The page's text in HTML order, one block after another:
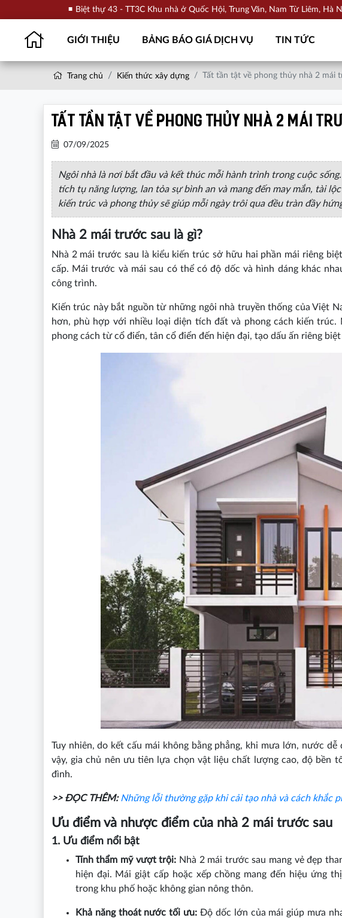
Biệt thự 43 - TT3C Khu nhà ở Quốc Hội, Trung Văn, Nam Từ Liêm, Hà
GIỚI THIỆU BẢNG BÁO GIÁ DỊCH VỤ TIN TỨC
Trang chủ Kiến thức xây dựng Tất tần tật về phong thủy nhà 2 mái
Tất tần tật về phong thủy nhà 2 mái
07/09/2025
Ngôi nhà là nơi bắt đầu và kết thúc mỗi hành trình trong cuộc
tích tụ năng lượng, lan tỏa sự bình an và mang đến may mắn, tài
kiến trúc và phong thủy sẽ giúp mỗi ngày trôi qua đều tràn đầy
Nhà 2 mái trước sau là gì?
Nhà 2 mái trước sau là kiểu kiến trúc sở hữu hai phần mái riêng
cấp. Mái trước và mái sau có thể có độ dốc và hình dáng khác
công trình.
Kiến trúc này bắt nguồn từ những ngôi nhà truyền thống của Việt
hơn, phù hợp với nhiều loại diện tích đất và phong cách kiến
phong cách từ cổ điển, tân cổ điển đến hiện đại, tạo dấu ấn riêng
Tuy nhiên, do kết cấu mái không bằng phẳng, khi mưa lớn, nước
vậy, gia chủ nên ưu tiên lựa chọn vật liệu chất lượng cao, độ bền
đình.
>> ĐỌC THÊM:Những lỗi thường gặp khi cải tạo nhà và cách khắc
Ưu điểm và nhược điểm của nhà 2 mái trước sau
1. Ưu điểm nổi bật
Tính thẩm mỹ vượt trội: Nhà 2 mái trước sau mang vẻ đẹp
hiện đại. Mái giật cấp hoặc xếp chồng mang đến hiệu ứng
trong khu phố hoặc không gian nông thôn.
Khả năng thoát nước tối ưu: Độ dốc lớn của mái giúp mưa